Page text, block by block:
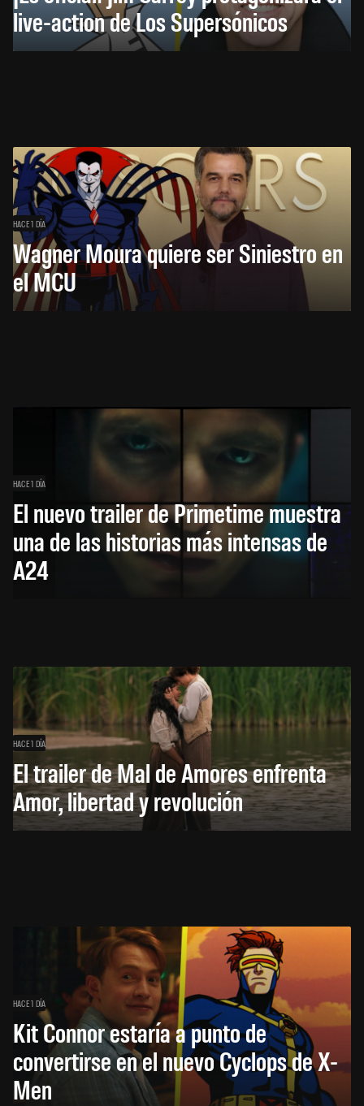
live-action de Los Supersónicos
HACE 1 DÍA
Wagner Moura quiere ser Siniestro en
el MCU
HACE 1 DÍA
El nuevo trailer de Primetime muestra
una de las historias más intensas de
A24
HACE 1 DÍA
El trailer de Mal de Amores enfrenta
Amor, libertad y revolución
HACE 1 DÍA
Kit Connor estaría a punto de
convertirse en el nuevo Cyclops de X-
Men